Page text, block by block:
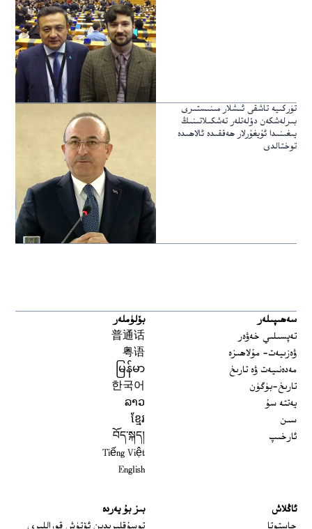
تۈركىيە تاشقى ئىشلار مىنىستىرى
بىرلەشكەن دۆلەتلەر تەشكىلاتىنىڭ
يىغىنىدا ئۇيغۇرلار ھەققىدە ئالاھىدە
توختالدى
سەھىپىلەر
تەپسىلىي خەۋەر
ۋەزىيەت- مۇلاھىزە
مەدەنىيەت ۋە تارىخ
تارىخ-بۈگۈن
يەتتە سۇ
سىن
ئارخىپ
بۆلۈملەر
普通话
粤语
မြန်မာ
한국어
ລາວ
ខ្មែរ
བོད་སྐད།
Tiếng Việt
English
ئاڭلاش
بىز بۇ يەردە